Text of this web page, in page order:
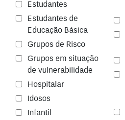
Estudantes
Estudantes de
Educação Básica
Grupos de Risco
Grupos em situação
de vulnerabilidade
Hospitalar
Idosos
Infantil